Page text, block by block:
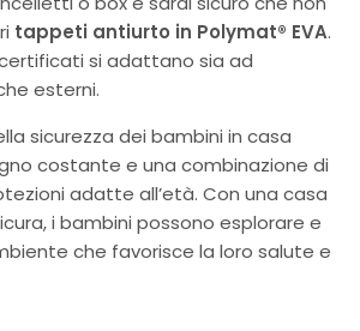
tappeti antiurto in Polymat® EVA.
si adattano sia ad
esterni.
sicurezza dei bambini in casa
costante e una combinazione di
adatte all’età. Con una casa
i bambini possono esplorare e
che favorisce la loro salute e